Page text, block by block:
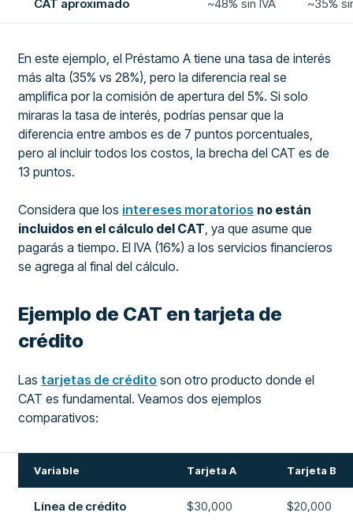
CAT aproximado ~48% sin IVA ~35%
En este ejemplo, el Préstamo A tiene una tasa de interés
más alta (35% vs 28%), pero la diferencia real se
amplifica por la comisión de apertura del 5%. Si solo
miraras la tasa de interés, podrías pensar que la
diferencia entre ambos es de 7 puntos porcentuales,
pero al incluir todos los costos, la brecha del CAT es de
13 puntos.
Considera que los intereses moratorios no están
incluidos en el cálculo del CAT , ya que asume que
pagarás a tiempo. El IVA (16%) a los servicios financieros
se agrega al final del cálculo.
Ejemplo de CAT en tarjeta de
crédito
Lastarjetas de crédito son otro producto donde el
CAT es fundamental. Veamos dos ejemplos
comparativos:
Variable Tarjeta A Tarjeta B
Línea de crédito $30,000 $20,000